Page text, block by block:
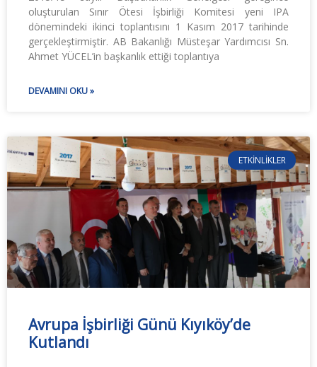
oluşturulan Sınır Ötesi İşbirliği Komitesi yeni IPA
dönemindeki ikinci toplantısını 1 Kasım 2017 tarihinde
gerçekleştirmiştir. AB Bakanlığı Müsteşar Yardımcısı Sn.
Ahmet YÜCEL’in başkanlık ettiği toplantıya
DEVAMINI OKU »
ETKINLIKLER
Avrupa İşbirliği Günü Kıyıköy’de
Kutlandı